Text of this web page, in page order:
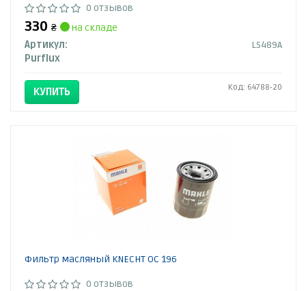
0 отзывов
330 ₴
на складе
Артикул:
LS489A
Purflux
КУПИТЬ Код: 64788-20
Фильтр масляный KNECHT OC 196
0 отзывов